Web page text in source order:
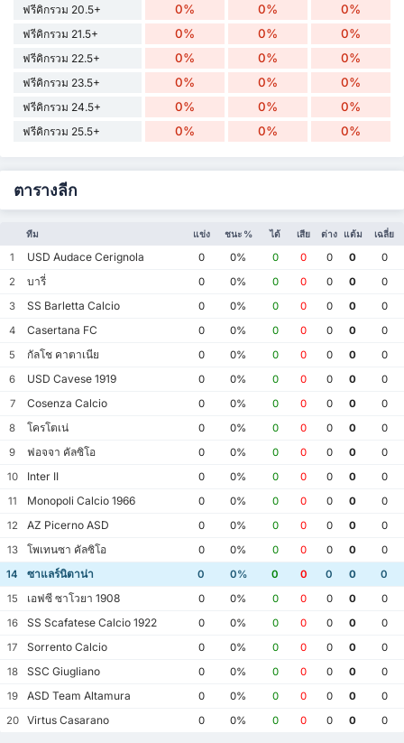
ฟรีคิกรวม 20.5+ 0% 0% 0%
ฟรีคิกรวม 21.5+ 0% 0% 0%
ฟรีคิกรวม 22.5+ 0% 0% 0%
ฟรีคิกรวม 23.5+ 0% 0% 0%
ฟรีคิกรวม 24.5+ 0% 0% 0%
ฟรีคิกรวม 25.5+ 0% 0% 0%
ตารางลีก
ทีม แข่ง ชนะ % ได้ เสีย ต่าง แต้ม เฉลี่ย
1 USD Audace Cerignola 0 0% 0 0 0 0
0
2
บารี่ 0 0% 0 0 0 0
0
3
SS Barletta Calcio 0 0% 0 0 0 0
0
4
Casertana FC 0 0% 0 0 0 0
0
5
กัลโช คาตาเนีย 0 0% 0 0 0 0
0
6
USD Cavese 1919 0 0% 0 0 0 0
0
7
Cosenza Calcio 0 0% 0 0 0 0
0
8
โครโตเน่ 0 0% 0 0 0 0
0
9
ฟอจจา คัลซิโอ 0 0% 0 0 0 0
0
10
Inter II 0 0% 0 0 0 0
0
11
Monopoli Calcio 1966 0 0% 0 0 0 0
0
12
AZ Picerno ASD 0 0% 0 0 0 0
0
13
โพเทนซา คัลซิโอ 0 0% 0 0 0 0
0
14
ซาแลร์นิตาน่า 0 0% 0 0 0 0
0
15
เอฟซี ซาโวยา 1908 0 0% 0 0 0 0
0
16
SS Scafatese Calcio 1922 0 0% 0 0 0 0
0
17
Sorrento Calcio 0 0% 0 0 0 0
0
18
SSC Giugliano 0 0% 0 0 0 0
0
19
ASD Team Altamura 0 0% 0 0 0 0
0
20
Virtus Casarano 0 0% 0 0 0 0 0